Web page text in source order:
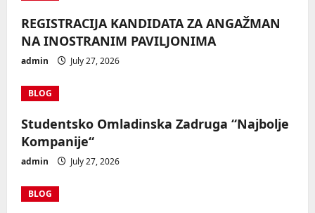
REGISTRACIJA KANDIDATA ZA ANGAŽMAN
NA INOSTRANIM PAVILJONIMA
admin July 27, 2026
BLOG
Studentsko Omladinska Zadruga “Najbolje
Kompanije“
admin July 27, 2026
BLOG